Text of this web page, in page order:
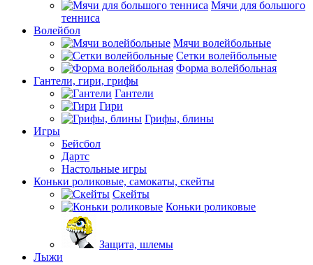
Мячи для большого
тенниса
Волейбол
Мячи волейбольные
Сетки волейбольные
Форма волейбольная
Гантели, гири, грифы
Гантели
Гири
Грифы, блины
Игры
Бейсбол
Дартс
Настольные игры
Коньки роликовые, самокаты, скейты
Скейты
Коньки роликовые
Защита, шлемы
Лыжи